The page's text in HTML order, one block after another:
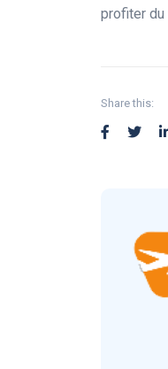
profiter du
Share this: